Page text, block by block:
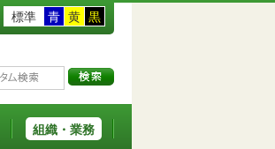
標準 青 黄 黒
組織・業務